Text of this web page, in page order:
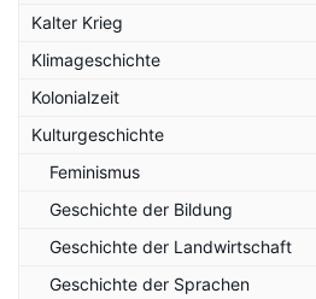
Kalter Krieg
Klimageschichte
Kolonialzeit
Kulturgeschichte
Feminismus
Geschichte der Bildung
Geschichte der Landwirtschaft
Geschichte der Sprachen